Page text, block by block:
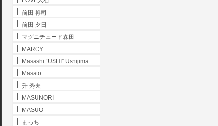
前田 将司
前田 夕日
マグニチュード森田
MARCY
Masashi “USHI” Ushijima
Masato
升 秀夫
MASUNORI
MASUO
まっち